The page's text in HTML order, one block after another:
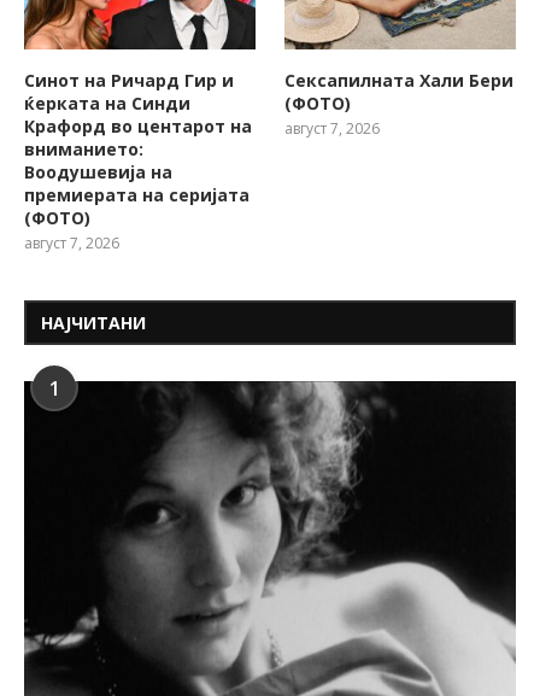
Синот на Ричард Гир и
ќерката на Синди
Крафорд во центарот на
вниманието:
Воодушевија на
премиерата на серијата
(ФОТО)
август 7, 2026
Сексапилната Хали Бери
(ФОТО)
август 7, 2026
НАЈЧИТАНИ
1